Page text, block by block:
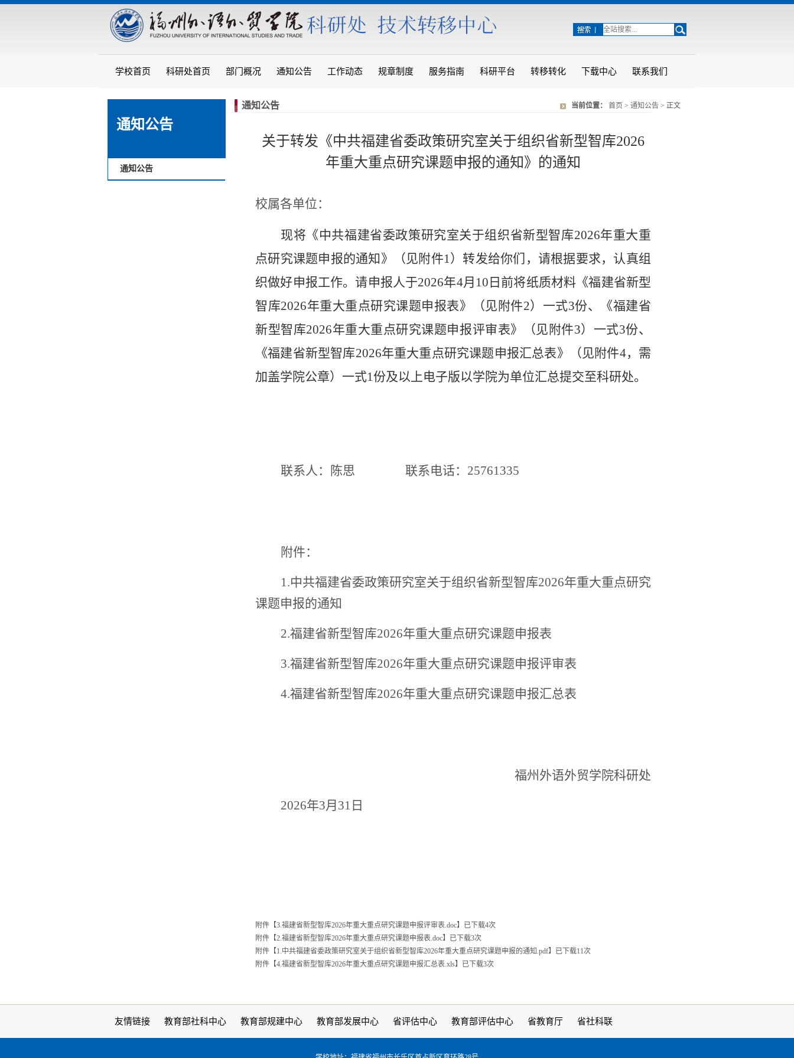
学校首页 科研处首页 部门概况 通知公告 工作动态 规章制度 服务指南 科研平台 转移转化 下载中心 联系我们
通知公告
通知公告
当前位置： 首页 > 通知公告 > 正文
通知公告
关于转发《中共福建省委政策研究室关于组织省新型智库2026
年重大重点研究课题申报的通知》的通知
校属各单位：
现将《中共福建省委政策研究室关于组织省新型智库2026年重大重
点研究课题申报的通知》（见附件1）转发给你们，请根据要求，认真组
织做好申报工作。请申报人于2026年4月10日前将纸质材料《福建省新型
智库2026年重大重点研究课题申报表》（见附件2）一式3份、《福建省
新型智库2026年重大重点研究课题申报评审表》（见附件3）一式3份、
《福建省新型智库2026年重大重点研究课题申报汇总表》（见附件4，需
加盖学院公章）一式1份及以上电子版以学院为单位汇总提交至科研处。
联系人：陈思 联系电话： 25761335
附件：
1.中共福建省委政策研究室关于组织省新型智库2026年重大重点研究
课题申报的通知
2.福建省新型智库2026年重大重点研究课题申报表
3.福建省新型智库2026年重大重点研究课题申报评审表
4.福建省新型智库2026年重大重点研究课题申报汇总表
福州外语外贸学院科研处
2026年3月 31 日
附件【3.福建省新型智库2026年重大重点研究课题申报评审表.doc】已下载4次
附件【2.福建省新型智库2026年重大重点研究课题申报表.doc】已下载3次
附件【1.中共福建省委政策研究室关于组织省新型智库2026年重大重点研究课题申报的通知.pdf】已下载11次
附件【4.福建省新型智库2026年重大重点研究课题申报汇总表.xls】已下载3次
友情链接 教育部社科中心 教育部规建中心 教育部发展中心 省评估中心 教育部评估中心 省教育厅 省社科联